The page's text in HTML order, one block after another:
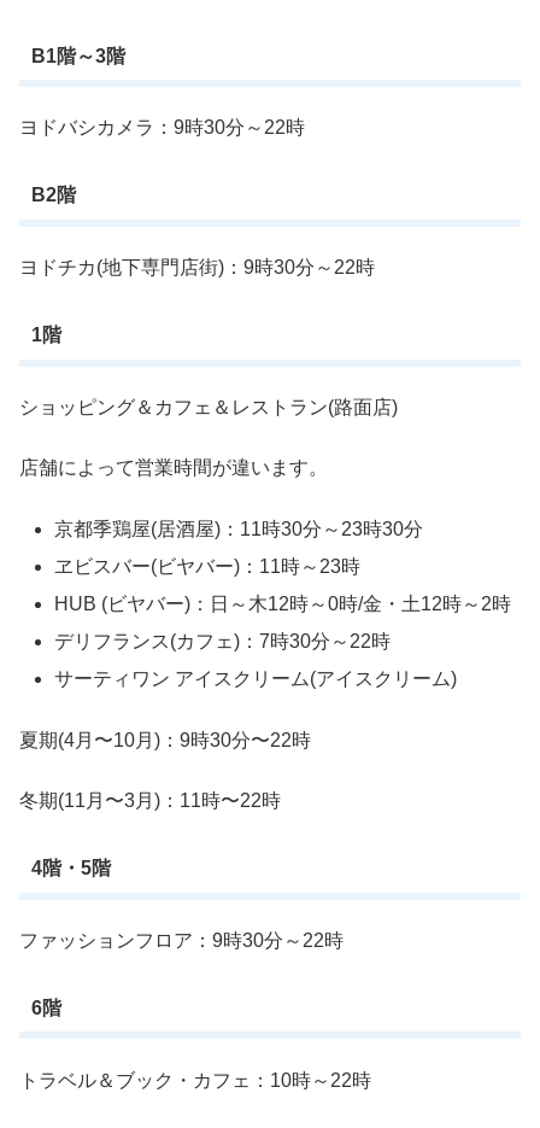
B1階～3階
ヨドバシカメラ：9時30分～22時
B2階
ヨドチカ(地下専門店街)：9時30分～22時
1階
ショッピング＆カフェ＆レストラン(路面店)
店舗によって営業時間が違います。
京都季鶏屋(居酒屋)：11時30分～23時30分
ヱビスバー(ビヤバー)：11時～23時
HUB (ビヤバー)：日～木12時～0時/金・土12時～2時
デリフランス(カフェ)：7時30分～22時
サーティワン アイスクリーム(アイスクリーム)
夏期(4月〜10月)：9時30分〜22時
冬期(11月〜3月)：11時〜22時
4階・5階
ファッションフロア：9時30分～22時
6階
トラベル＆ブック・カフェ：10時～22時